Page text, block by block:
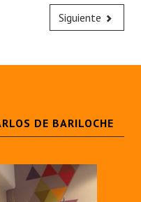
Siguiente
DE BARILOCHE